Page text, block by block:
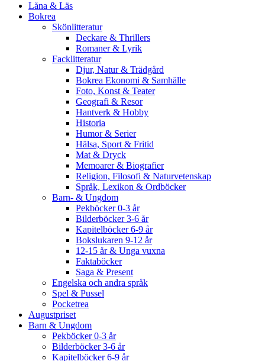
Låna & Läs
Bokrea
Skönlitteratur
Deckare & Thrillers
Romaner & Lyrik
Facklitteratur
Djur, Natur & Trädgård
Bokrea Ekonomi & Samhälle
Foto, Konst & Teater
Geografi & Resor
Hantverk & Hobby
Historia
Humor & Serier
Hälsa, Sport & Fritid
Mat & Dryck
Memoarer & Biografier
Religion, Filosofi & Naturvetenskap
Språk, Lexikon & Ordböcker
Barn- & Ungdom
Pekböcker 0-3 år
Bilderböcker 3-6 år
Kapitelböcker 6-9 år
Bokslukaren 9-12 år
12-15 år & Unga vuxna
Faktaböcker
Saga & Present
Engelska och andra språk
Spel & Pussel
Pocketrea
Augustpriset
Barn & Ungdom
Pekböcker 0-3 år
Bilderböcker 3-6 år
Kapitelböcker 6-9 år